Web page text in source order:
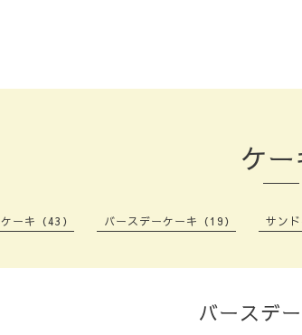
ケー
ケーキ（43） バースデーケーキ（19） サンド
バースデ